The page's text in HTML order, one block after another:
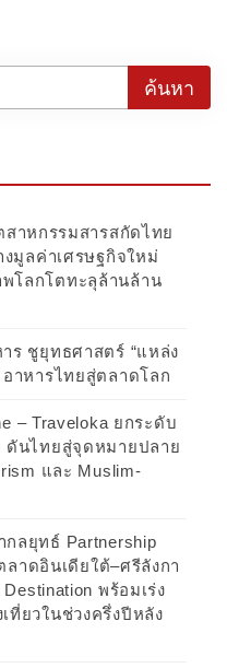
สาหกรรมสารสกัดไทย
มูลค่าเศรษฐกิจใหม่
โลกโตทะลุล้านล้าน
ร ชูยุทธศาสตร์ “แหล่ง
าหารไทยสู่ตลาดโลก
– Traveloka ยกระดับ
ดันไทยสู่จุดหมายปลาย
และ Muslim-
ลยุทธ์ Partnership
ลาดอินเดียใต้–ศรีลังกา
พร้อมเร่ง
ที่ยวในช่วงครึ่งปีหลัง